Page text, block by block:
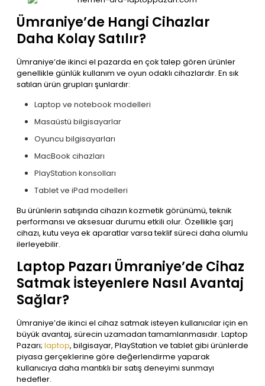
Ümraniye’de Hangi Cihazlar
Daha Kolay Satılır?
Ümraniye’de ikinci el pazarda en çok talep gören ürünler
genellikle günlük kullanım ve oyun odaklı cihazlardır. En sık
satılan ürün grupları şunlardır:
Laptop ve notebook modelleri
Masaüstü bilgisayarlar
Oyuncu bilgisayarları
MacBook cihazları
PlayStation konsolları
Tablet ve iPad modelleri
Bu ürünlerin satışında cihazın kozmetik görünümü, teknik
performansı ve aksesuar durumu etkili olur. Özellikle şarj
cihazı, kutu veya ek aparatlar varsa teklif süreci daha olumlu
ilerleyebilir.
Laptop Pazarı Ümraniye’de Cihaz
Satmak İsteyenlere Nasıl Avantaj
Sağlar?
Ümraniye’de ikinci el cihaz satmak isteyen kullanıcılar için en
büyük avantaj, sürecin uzamadan tamamlanmasıdır. Laptop
Pazarı; laptop, bilgisayar, PlayStation ve tablet gibi ürünlerde
piyasa gerçeklerine göre değerlendirme yaparak
kullanıcıya daha mantıklı bir satış deneyimi sunmayı
hedefler.